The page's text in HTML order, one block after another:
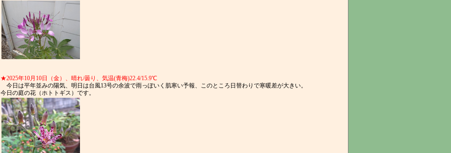
★2025年10月10日（金）、晴れ/曇り、気温(青梅)22.4/15.9℃
今日は平年並みの陽気、明日は台風13号の余波で雨っぽいく肌寒い予報、このところ日替わりで寒暖差が大きい。
今日の庭の花（ホトトギス）です。